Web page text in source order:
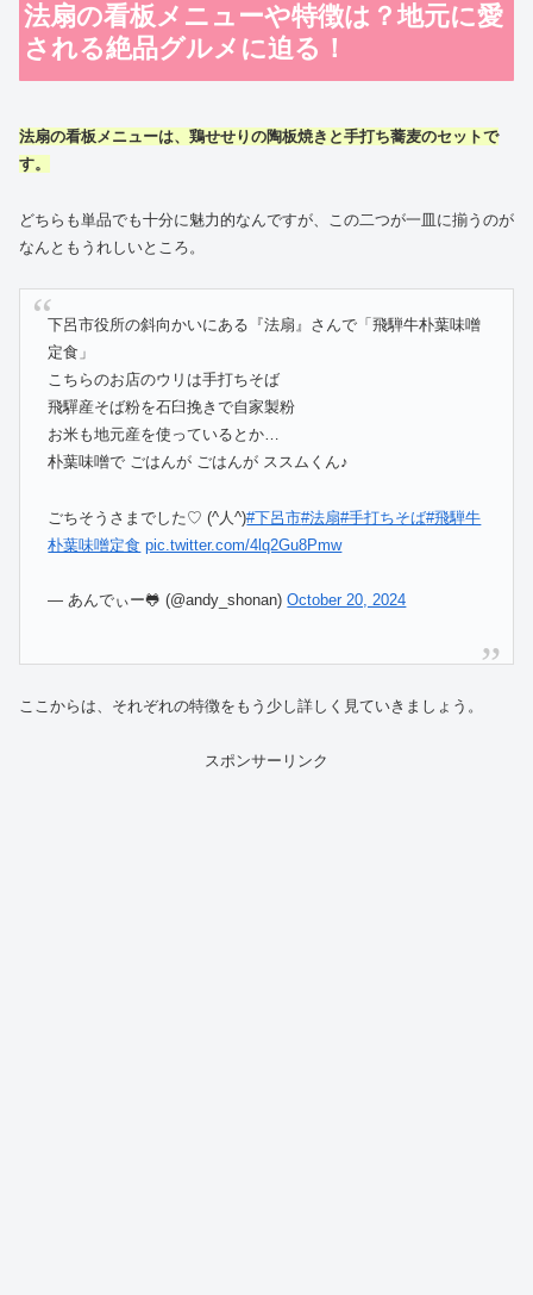
法扇の看板メニューや特徴は？地元に愛
される絶品グルメに迫る！
法扇の看板メニューは、鶏せせりの陶板焼きと手打ち蕎麦のセットで
す。
どちらも単品でも十分に魅力的なんですが、この二つが一皿に揃うのが
なんともうれしいところ。
下呂市役所の斜向かいにある『法扇』さんで「飛騨牛朴葉味噌
定食」
こちらのお店のウリは手打ちそば
飛驒産そば粉を石臼挽きで自家製粉
お米も地元産を使っているとか…
朴葉味噌で ごはんが ごはんが ススムくん♪
ごちそうさまでした♡ (^人^)#下呂市#法扇#手打ちそば#飛騨牛
朴葉味噌定食 pic.twitter.com/4lq2Gu8Pmw
— あんでぃー🐸 (@andy_shonan)October 20, 2024
ここからは、それぞれの特徴をもう少し詳しく見ていきましょう。
スポンサーリンク